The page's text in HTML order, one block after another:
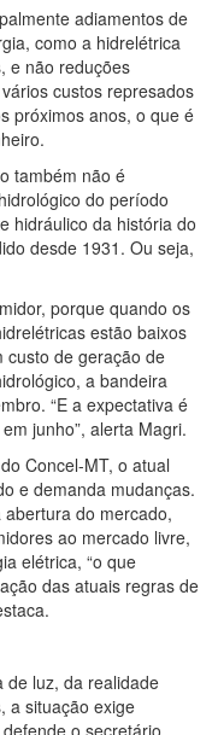
adiamentos de
como a hidrelétrica
e não reduções
custos represados
próximos anos, o que é
também não é
do período
hidráulico da história do
desde 1931. Ou seja,
porque quando os
estão baixos
custo de geração de
a bandeira
“E a expectativa é
junho”, alerta Magri.
Concel-MT, o atual
e demanda mudanças.
do mercado,
ao mercado livre,
elétrica, “o que
das atuais regras de
de luz, da realidade
a situação exige
o secretário